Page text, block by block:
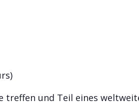
treffen und Teil eines